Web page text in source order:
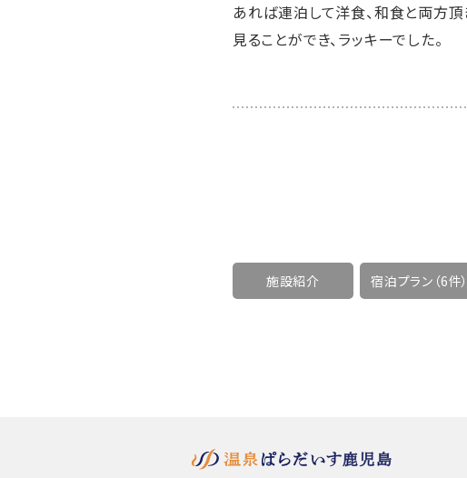
あれば連泊して洋食、和食と両方
見ることができ、ラッキーでした。
施設紹介 宿泊プラン（6件）